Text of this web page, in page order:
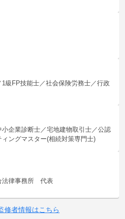
級FP技能士／社会保険労務士／行政
企業診断士／宅地建物取引士／公認
ングマスター(相続対策専門士)
法律事務所 代表
修者情報はこちら